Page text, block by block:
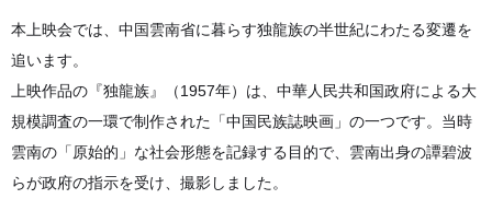
本上映会では、中国雲南省に暮らす独龍族の半世紀にわたる変遷を
追います。
上映作品の『独龍族』（1957年）は、中華人民共和国政府による大
規模調査の一環で制作された「中国民族誌映画」の一つです。当時
雲南の「原始的」な社会形態を記録する目的で、雲南出身の譚碧波
らが政府の指示を受け、撮影しました。